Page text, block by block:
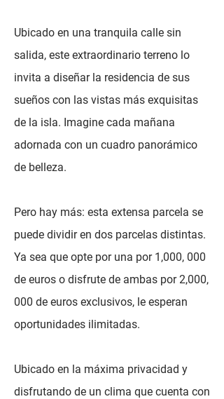
Ubicado en una tranquila calle sin
salida, este extraordinario terreno lo
invita a diseñar la residencia de sus
sueños con las vistas más exquisitas
de la isla. Imagine cada mañana
adornada con un cuadro panorámico
de belleza.
Pero hay más: esta extensa parcela se
puede dividir en dos parcelas distintas.
Ya sea que opte por una por 1,000, 000
de euros o disfrute de ambas por 2,000,
000 de euros exclusivos, le esperan
oportunidades ilimitadas.
Ubicado en la máxima privacidad y
disfrutando de un clima que cuenta con